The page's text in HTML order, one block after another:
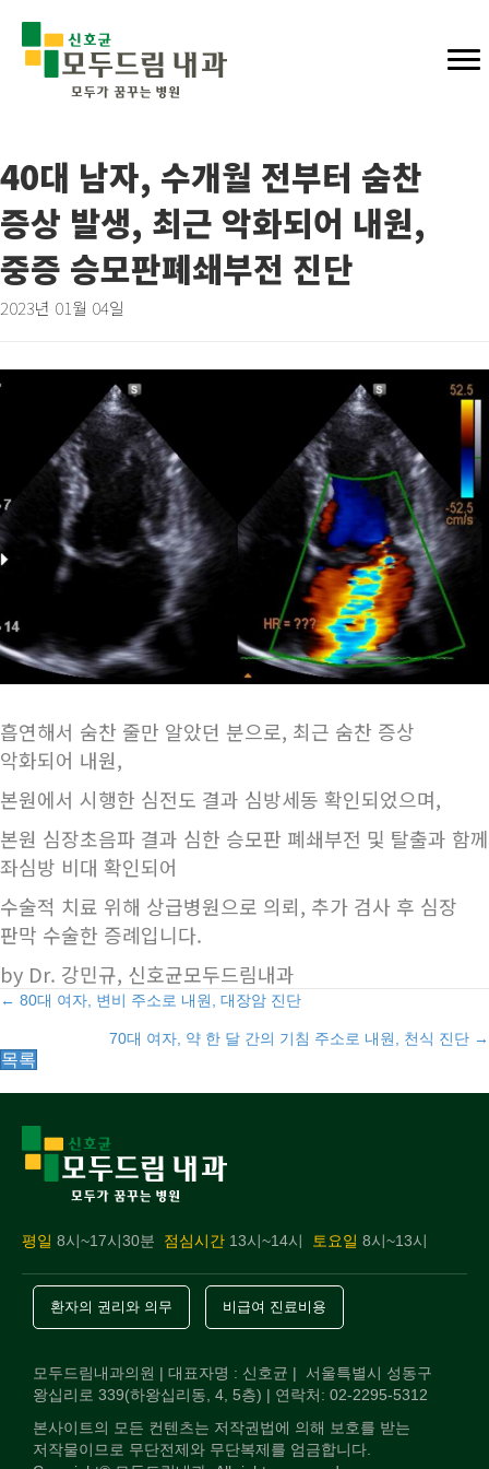
40대 남자, 수개월 전부터 숨찬
증상 발생, 최근 악화되어 내원,
중증 승모판폐쇄부전 진단
2023년 01월 04일
흡연해서 숨찬 줄만 알았던 분으로, 최근 숨찬 증상
악화되어 내원,
본원에서 시행한 심전도 결과 심방세동 확인되었으며,
본원 심장초음파 결과 심한 승모판 폐쇄부전 및 탈출과 함께
좌심방 비대 확인되어
수술적 치료 위해 상급병원으로 의뢰, 추가 검사 후 심장
판막 수술한 증례입니다.
by Dr. 강민규, 신호균모두드림내과
Posts
navigation
← 80대 여자, 변비 주소로 내원, 대장암 진단
70대 여자, 약 한 달 간의 기침 주소로 내원, 천식 진단 →
목록
평일 8시~17시30분 점심시간 13시~14시 토요일 8시~13시
환자의 권리와 의무 비급여 진료비용
모두드림내과의원 | 대표자명 : 신호균 | 서울특별시 성동구
왕십리로 339(하왕십리동, 4, 5층) | 연락처: 02-2295-5312
본사이트의 모든 컨텐츠는 저작권법에 의해 보호를 받는
저작물이므로 무단전제와 무단복제를 엄금합니다.